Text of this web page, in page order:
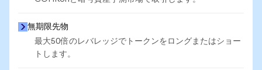
無期限先物
最大50倍のレバレッジでトークンをロングまたはショー
トします。